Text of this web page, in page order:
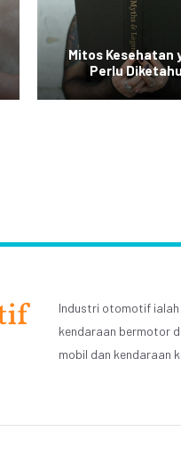
Mitos Kesehatan
Perlu
Industri otomotif ialah
kendaraan bermotor
mobil dan kendaraan